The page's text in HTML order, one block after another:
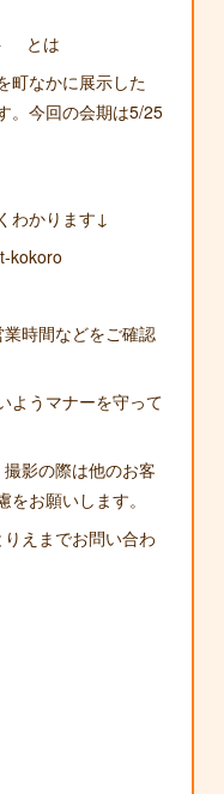
とは
町なかに展示した
。今回の会期は5/25
わかります↓
kokoro
時間などをご確認
ようマナーを守って
影の際は他のお客
お願いします。
えまでお問い合わ